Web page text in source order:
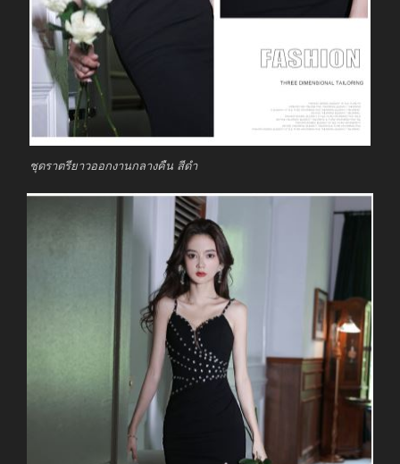
ชุดราตรียาวออกงานกลางคืน สีดำ